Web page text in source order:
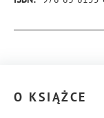
O KSIĄŻCE